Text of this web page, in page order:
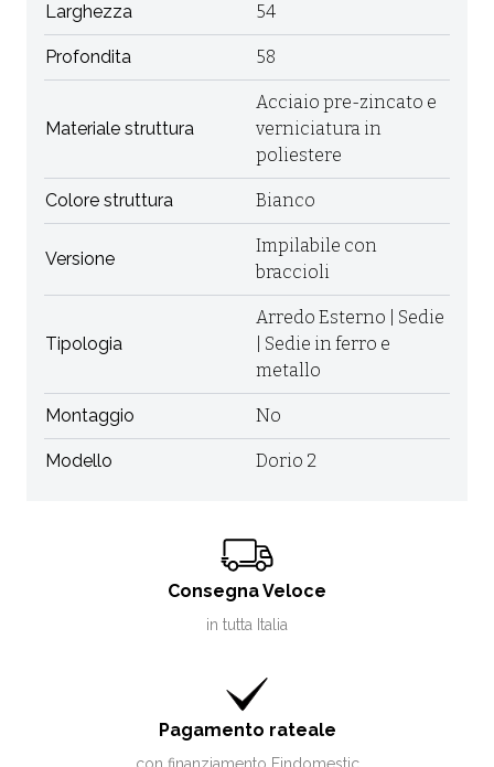
Larghezza 54
Profondita 58
Materiale struttura
Acciaio pre-zincato e
verniciatura in
poliestere
Colore struttura Bianco
Versione
Impilabile con
braccioli
Tipologia
Arredo Esterno | Sedie
| Sedie in ferro e
metallo
Montaggio No
Modello Dorio 2
Consegna Veloce
in tutta Italia
Pagamento rateale